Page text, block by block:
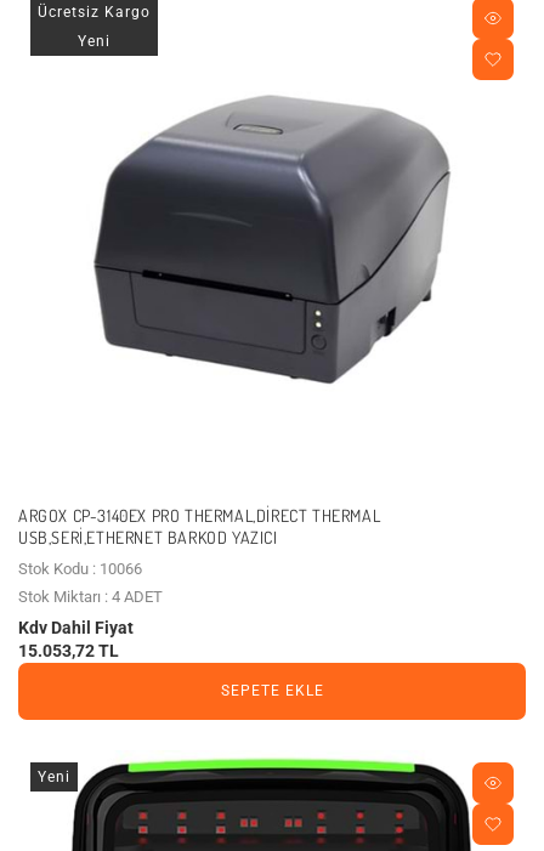
Ücretsiz Kargo
Yeni
ARGOX CP-3140EX PRO THERMAL,DIRECT THERMAL
USB,SERI,ETHERNET BARKOD YAZICI
Stok Kodu : 10066
Stok Miktarı : 4 ADET
Kdv Dahil Fiyat
15.053,72 TL
SEPETE EKLE
Yeni